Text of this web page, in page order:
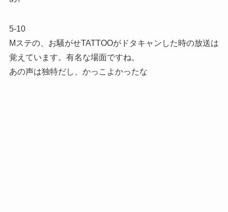
5-10
Mステの、お騒がせTATTOOがドタキャンした時の放送は
覚えています。有名な場面ですね。
あの声は独特だし、かっこよかったな